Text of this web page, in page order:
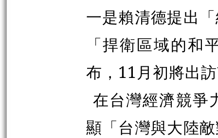
一是賴清德提出
「捍衛區域的和
布，11月初將出
在台灣經濟競爭
顯「台灣與大陸